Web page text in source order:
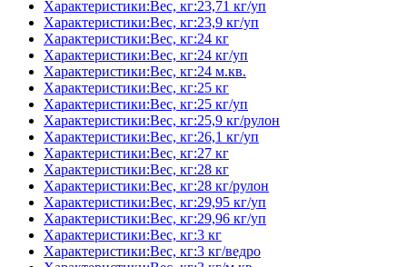
Характеристики:Вес, кг:23,71 кг/уп
Характеристики:Вес, кг:23,9 кг/уп
Характеристики:Вес, кг:24 кг
Характеристики:Вес, кг:24 кг/уп
Характеристики:Вес, кг:24 м.кв.
Характеристики:Вес, кг:25 кг
Характеристики:Вес, кг:25 кг/уп
Характеристики:Вес, кг:25,9 кг/рулон
Характеристики:Вес, кг:26,1 кг/уп
Характеристики:Вес, кг:27 кг
Характеристики:Вес, кг:28 кг
Характеристики:Вес, кг:28 кг/рулон
Характеристики:Вес, кг:29,95 кг/уп
Характеристики:Вес, кг:29,96 кг/уп
Характеристики:Вес, кг:3 кг
Характеристики:Вес, кг:3 кг/ведро